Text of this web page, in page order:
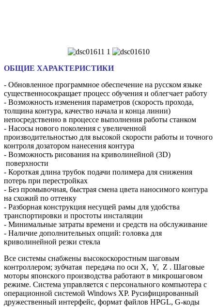
ОБЩИЕ ХАРАКТЕРИСТИКИ
- Обновленное программное обеспечение на русском языке
существенносокращает процесс обучения и облегчает работу
- Возможность изменения параметров (скорость прохода,
толщина контура, качество начала и конца линии)
непосредственно в процессе выполнения работы станком
- Насосы нового поколения с увеличенной
производительностью для высокой скорости работы и точного
контроля дозатором нанесения контура
- Возможность рисования на криволинейной (3D)
поверхности
- Короткая длина трубок подачи полимера для снижения
потерь при перестройках
- Без промывочная, быстрая смена цвета наносимого контура
на схожий по оттенку
- Разборная конструкция несущей рамы для удобства
транспортировки и простоты инсталяции
- Минимальные затраты времени и средств на обслуживание
- Наличие дополнительных опций: головка для
криволинейной резки стекла
Все системы снабжены высокоскоростным шаговым
контроллером; зубчатая передача по оси X, Y, Z . Шаговые
моторы японского производства работают в микрошаговом
режиме. Система управляется с персонального компьютера с
операционной системой Windows XP. Русифицированный
дружественный интерфейс, формат файлов HPGL, G-коды